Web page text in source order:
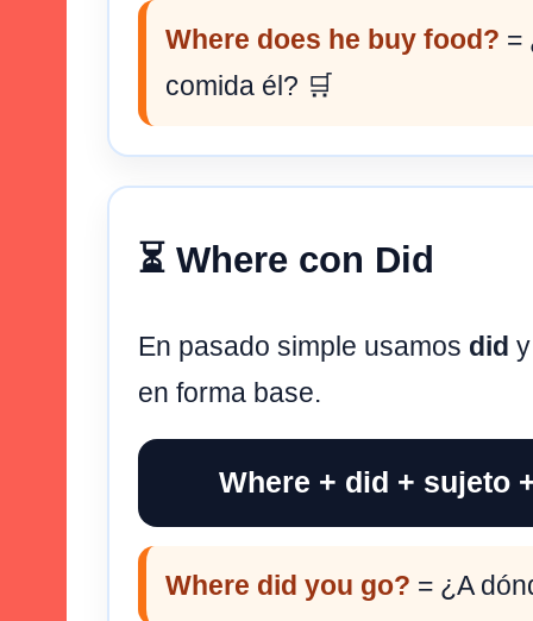
Where does he buy food? =
comida él? 🛒
⏳ Where con Did
En pasado simple usamos did
en forma base.
Where + did + sujeto
Where did you go? = ¿A